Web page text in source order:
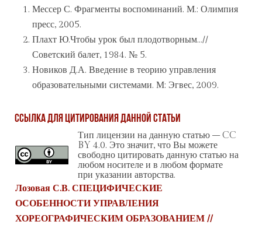
Мессер С. Фрагменты воспоминаний. М.: Олимпия
пресс, 2005.
Плахт Ю.Чтобы урок был плодотворным…//
Советский балет, 1984. № 5.
Новиков Д.А. Введение в теорию управления
образовательными системами. М: Эгвес, 2009.
Ссылка для цитирования данной статьи
Тип лицензии на данную статью – CC
BY 4.0. Это значит, что Вы можете
свободно цитировать данную статью на
любом носителе и в любом формате
при указании авторства.
Лозовая С.В. СПЕЦИФИЧЕСКИЕ
ОСОБЕННОСТИ УПРАВЛЕНИЯ
ХОРЕОГРАФИЧЕСКИМ ОБРАЗОВАНИЕМ //